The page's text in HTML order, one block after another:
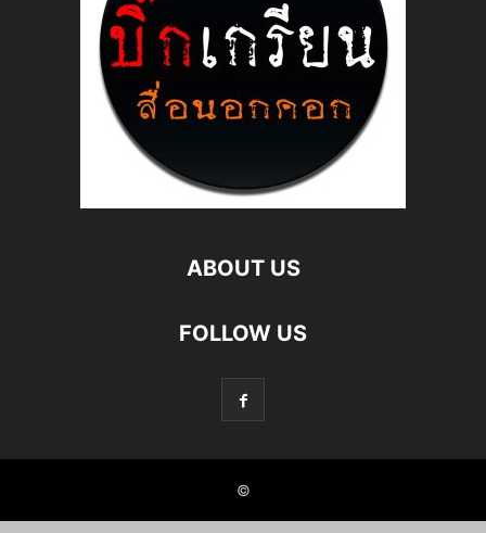
ABOUT US
FOLLOW US
©